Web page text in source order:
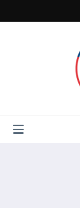
content